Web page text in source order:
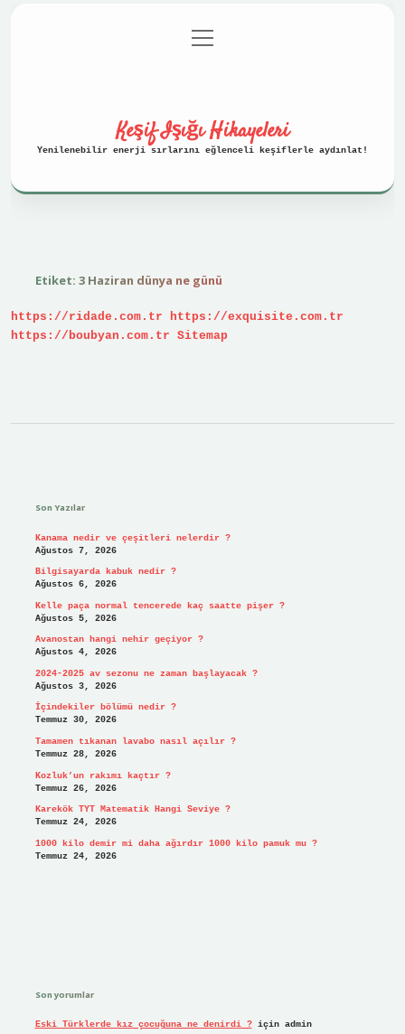
Gizlilik Politikası
menüyü
aç
Keşif Işığı Hikayeleri
Yenilenebilir enerji sırlarını eğlenceli keşiflerle aydınlat!
Etiket: 3 Haziran dünya ne günü
https://ridade.com.tr
https://exquisite.com.tr
https://boubyan.com.tr Sitemap
Son Yazılar
Kanama nedir ve çeşitleri nelerdir ?
Ağustos 7, 2026
Bilgisayarda kabuk nedir ?
Ağustos 6, 2026
Kelle paça normal tencerede kaç saatte pişer ?
Ağustos 5, 2026
Avanostan hangi nehir geçiyor ?
Ağustos 4, 2026
2024-2025 av sezonu ne zaman başlayacak ?
Ağustos 3, 2026
İçindekiler bölümü nedir ?
Temmuz 30, 2026
Tamamen tıkanan lavabo nasıl açılır ?
Temmuz 28, 2026
Kozluk’un rakımı kaçtır ?
Temmuz 26, 2026
Karekök TYT Matematik Hangi Seviye ?
Temmuz 24, 2026
1000 kilo demir mi daha ağırdır 1000 kilo pamuk mu ?
Temmuz 24, 2026
Son yorumlar
Eski Türklerde kız çocuğuna ne denirdi ?için admin